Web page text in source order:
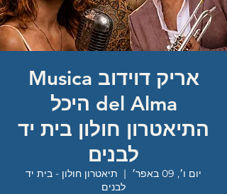
אריק דוידוב Musica
del Alma היכל
התיאטרון חולון בית יד
לבנים
יום ו׳, 09 באפר׳
  |
תיאטרון חולון - בית יד
לבנים